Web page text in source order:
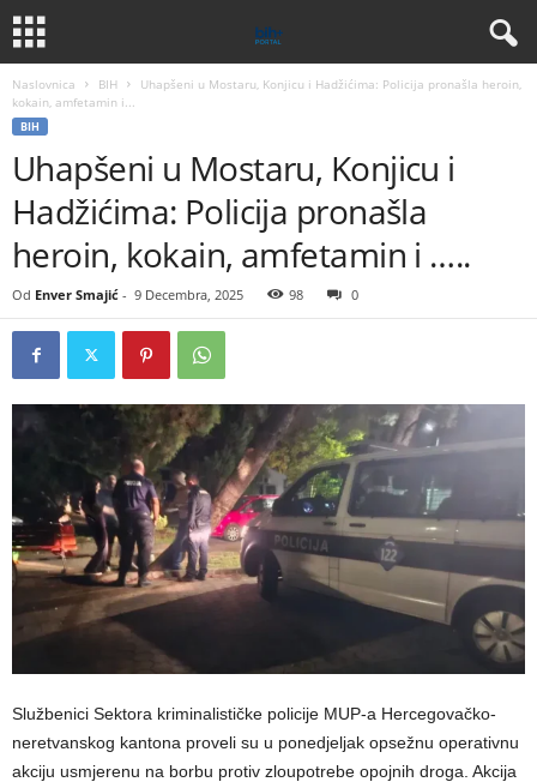
Naslovnica BIH
Uhapšeni u Mostaru, Konjicu i Hadžićima: Policija pronašla heroin,
kokain, amfetamin i...
BIH
Uhapšeni u Mostaru, Konjicu i
Hadžićima: Policija pronašla
heroin, kokain, amfetamin i …..
Od Enver Smajić - 9 Decembra, 2025 98 0
Službenici Sektora kriminalističke policije MUP-a Hercegovačko-
neretvanskog kantona proveli su u ponedjeljak opsežnu operativnu
akciju usmjerenu na borbu protiv zloupotrebe opojnih droga. Akcija